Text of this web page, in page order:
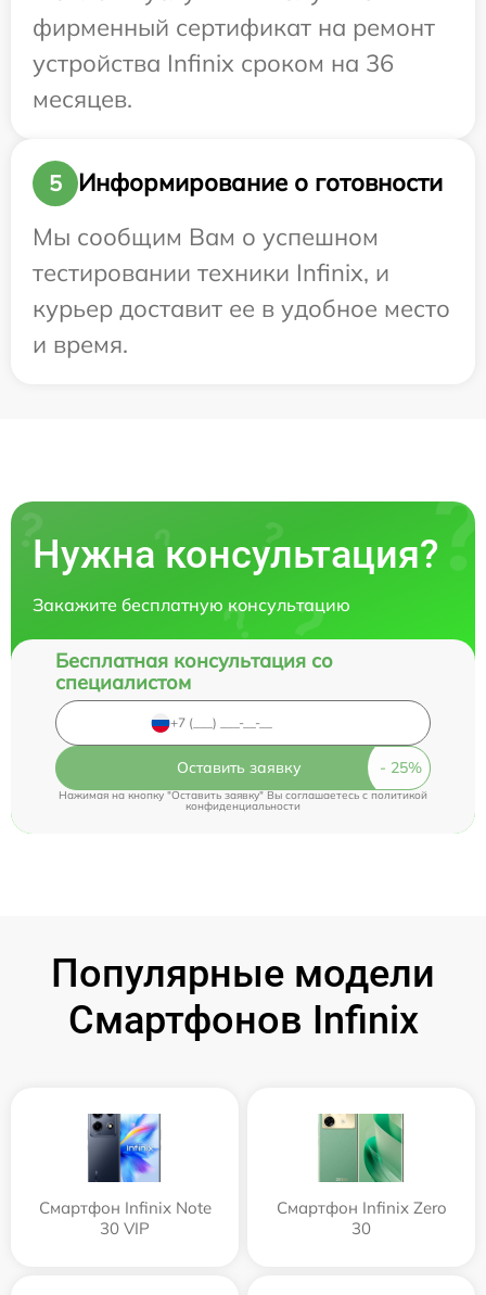
фирменный сертификат на ремонт
устройства Infinix сроком на 36
месяцев.
5
Информирование о готовности
Мы сообщим Вам о успешном
тестировании техники Infinix, и
курьер доставит ее в удобное место
и время.
Нужна консультация?
Закажите бесплатную консультацию
Бесплатная консультация со
специалистом
Оставить заявку
Нажимая на кнопку "Оставить заявку" Вы соглашаетесь cполитикой
конфиденциальности
Популярные модели
Смартфонов Infinix
Смартфон Infinix Note
30 VIP
Смартфон Infinix Zero
30